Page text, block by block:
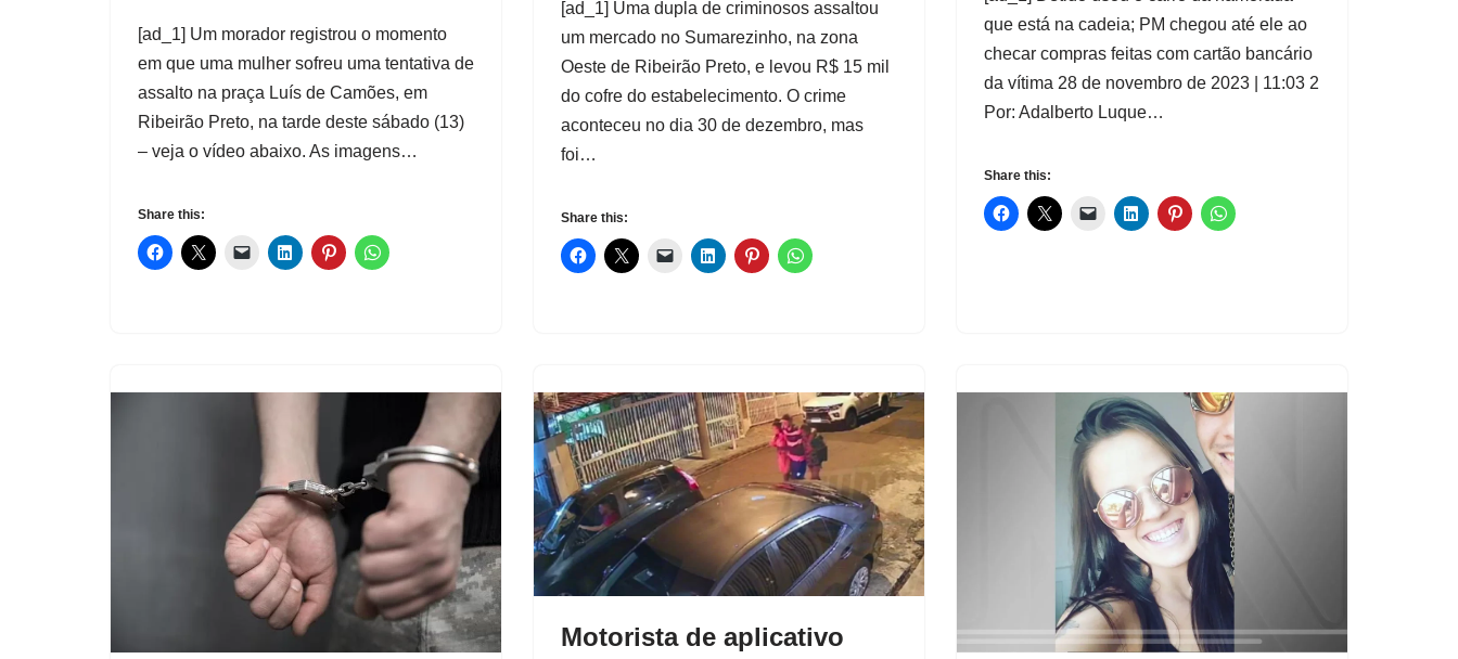
[ad_1] Um morador registrou o momento
em que uma mulher sofreu uma tentativa de
assalto na praça Luís de Camões, em
Ribeirão Preto, na tarde deste sábado (13)
– veja o vídeo abaixo. As imagens…
Share this:
[ad_1] Uma dupla de criminosos assaltou
um mercado no Sumarezinho, na zona
Oeste de Ribeirão Preto, e levou R$ 15 mil
do cofre do estabelecimento. O crime
aconteceu no dia 30 de dezembro, mas
foi…
Share this:
que está na cadeia; PM chegou até ele ao
checar compras feitas com cartão bancário
da vítima 28 de novembro de 2023 | 11:03 2
Por: Adalberto Luque…
Share this:
Motorista de aplicativo